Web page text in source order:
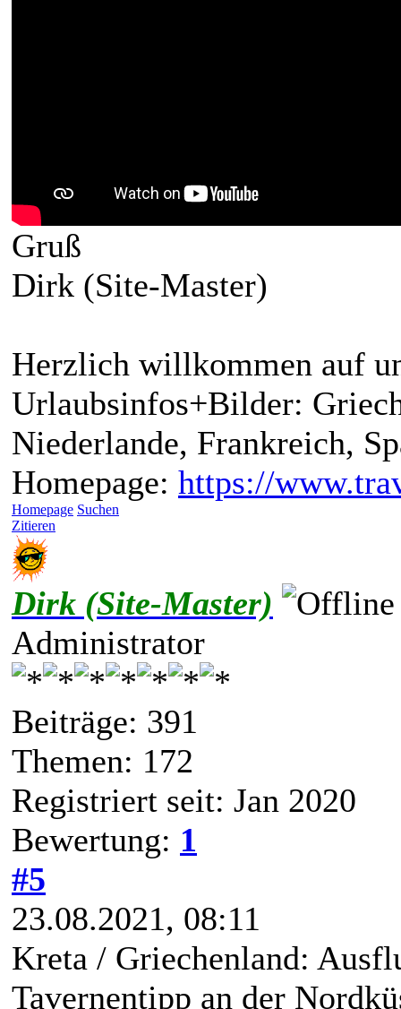
Gruß
Dirk (Site-Master)
Herzlich willkommen auf
Urlaubsinfos+Bilder:
Niederlande, Frankreich,
Homepage: https://
Homepage Suchen
Zitieren
Dirk (Site-Master)
Administrator
Beiträge: 391
Themen: 172
Registriert seit: Jan 2020
Bewertung: 1
#5
23.08.2021, 08:11
Kreta / Griechenland:
Tavernentipp an der